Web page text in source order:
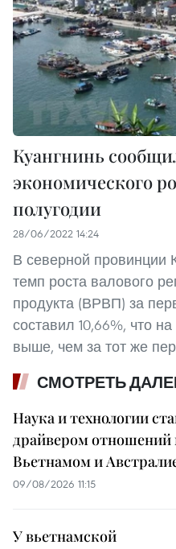
Куангнинь
экономического
полугодии
28/06/2022 14:24
В северной провинции
темп роста валового
продукта (ВРВП) за
составил 10,66%, что
выше, чем за тот же
СМОТРЕТЬ
Наука и технологии
драйвером
Вьетнамом и
09/08/2026 11:15
У вьетнамской